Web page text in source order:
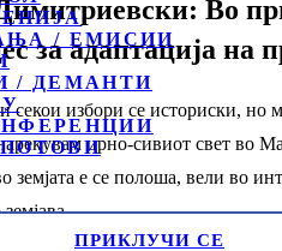
/ ЕМИСИИ
/ ДЕМАНТИ
ПРИКЛУЧИ СЕ
Во
за адаптација на
секои избори се историски, но
црно-сивиот свет во
земјата е се полоша, вели во